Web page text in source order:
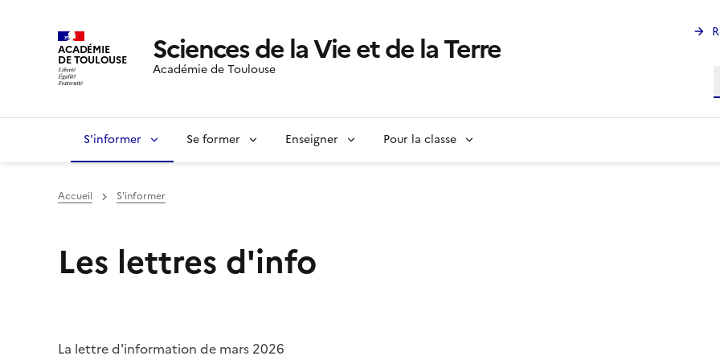
ACADÉMIE
DE TOULOUSE Sciences de la Vie et de la Terre
Académie de Toulouse
S'informer Se former Enseigner Pour la classe
Accueil S'informer
Les lettres d'info
La lettre d'information de mars 2026